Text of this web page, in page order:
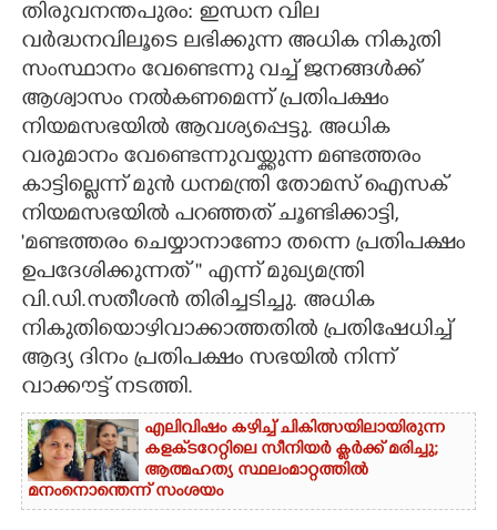
LITERATURE
CONTACT US
തിരുവനന്തപുരം: ഇന്ധന വില
വർദ്ധനവിലൂടെ ലഭിക്കുന്ന അധിക നികുതി
സംസ്ഥാനം വേണ്ടെന്നു വച്ച് ജനങ്ങൾക്ക്
ആശ്വാസം നൽകണമെന്ന് പ്രതിപക്ഷം
നിയമസഭയിൽ ആവശ്യപ്പെട്ടു. അധിക
വരുമാനം വേണ്ടെന്നുവയ്ക്കുന്ന മണ്ടത്തരം
കാട്ടില്ലെന്ന് മുൻ ധനമന്ത്രി തോമസ് ഐസക്
നിയമസഭയിൽ പറഞ്ഞത് ചൂണ്ടിക്കാട്ടി,
'മണ്ടത്തരം ചെയ്യാനാണോ തന്നെ പ്രതിപക്ഷം
ഉപദേശിക്കുന്നത് '' എന്ന് മുഖ്യമന്ത്രി
വി.ഡി.സതീശൻ തിരിച്ചടിച്ചു. അധിക
നികുതിയൊഴിവാക്കാത്തതിൽ പ്രതിഷേധിച്ച്
ആദ്യ ദിനം പ്രതിപക്ഷം സഭയിൽ നിന്ന്
വാക്കൗട്ട് നടത്തി.
എലിവിഷം കഴിച്ച് ചികിത്സയിലായിരുന്ന
കളക്‌ടറേറ്റിലെ സീനിയർ ക്ലർക്ക് മരിച്ചു;
ആത്മഹത്യ സ്ഥലംമാറ്റത്തിൽ
മനംനൊന്തെന്ന് സംശയം